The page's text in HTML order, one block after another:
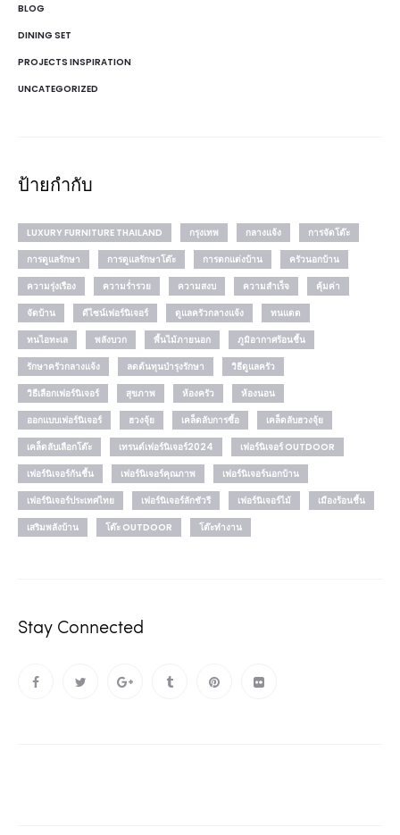
BLOG
DINING SET
PROJECTS INSPIRATION
UNCATEGORIZED
ป้ายกำกับ
LUXURY FURNITURE THAILAND กรุงเทพ กลางแจ้ง
การจัดโต๊ะ
การดูแลรักษา
การดูแลรักษาโต๊ะ การตกแต่งบ้าน
ครัวนอกบ้าน
ความรุ่งเรือง
ความร่ำรวย ความสงบ ความสำเร็จ
คุ้มค่า
จัดบ้าน
ดีไซน์เฟอร์นิเจอร์ ดูแลครัวกลางแจ้ง
ทนแดด
ทนไอทะเล
พลังบวก พื้นไม้ภายนอก
ภูมิอากาศร้อนชื้น
รักษาครัวกลางแจ้ง
ลดต้นทุนบำรุงรักษา
วิธีดูแลครัว
วิธีเลือกเฟอร์นิเจอร์
สุขภาพ ห้องครัว
ห้องนอน
ออกแบบเฟอร์นิเจอร์
ฮวงจุ้ย เคล็ดลับการซื้อ
เคล็ดลับฮวงจุ้ย
เคล็ดลับเลือกโต๊ะ
เทรนด์เฟอร์นิเจอร์2024
เฟอร์นิเจอร์ OUTDOOR
เฟอร์นิเจอร์กันชื้น
เฟอร์นิเจอร์คุณภาพ
เฟอร์นิเจอร์นอกบ้าน
เฟอร์นิเจอร์ประเทศไทย
เฟอร์นิเจอร์ลักชัวรี เฟอร์นิเจอร์ไม้
เมืองร้อนชื้น
เสริมพลังบ้าน
โต๊ะ OUTDOOR โต๊ะทำงาน
Stay Connected